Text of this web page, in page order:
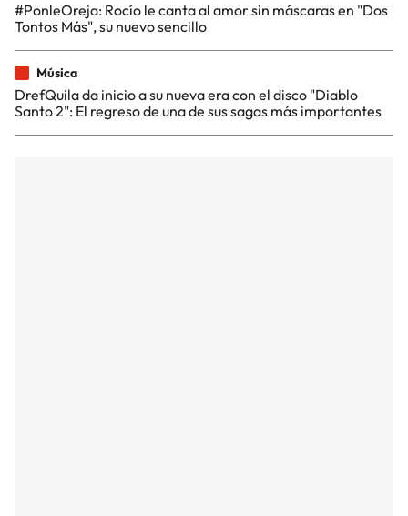
#PonleOreja: Rocío le canta al amor sin máscaras en "Dos
Tontos Más", su nuevo sencillo
Música
DrefQuila da inicio a su nueva era con el disco "Diablo
Santo 2": El regreso de una de sus sagas más importantes